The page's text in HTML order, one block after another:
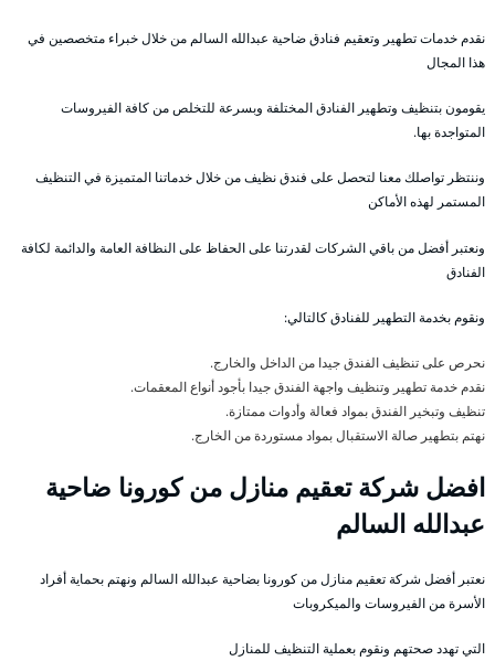
نقدم خدمات تطهير وتعقيم فنادق ضاحية عبدالله السالم من خلال خبراء متخصصين في
هذا المجال
يقومون بتنظيف وتطهير الفنادق المختلفة وبسرعة للتخلص من كافة الفيروسات
المتواجدة بها.
وننتظر تواصلك معنا لتحصل على فندق نظيف من خلال خدماتنا المتميزة في التنظيف
المستمر لهذه الأماكن
ونعتبر أفضل من باقي الشركات لقدرتنا على الحفاظ على النظافة العامة والدائمة لكافة
الفنادق
ونقوم بخدمة التطهير للفنادق كالتالي:
نحرص على تنظيف الفندق جيدا من الداخل والخارج.
نقدم خدمة تطهير وتنظيف واجهة الفندق جيدا بأجود أنواع المعقمات.
تنظيف وتبخير الفندق بمواد فعالة وأدوات ممتازة.
نهتم بتطهير صالة الاستقبال بمواد مستوردة من الخارج.
افضل شركة تعقيم منازل من كورونا ضاحية
عبدالله السالم
نعتبر أفضل شركة تعقيم منازل من كورونا بضاحية عبدالله السالم ونهتم بحماية أفراد
الأسرة من الفيروسات والميكروبات
التي تهدد صحتهم ونقوم بعملية التنظيف للمنازل